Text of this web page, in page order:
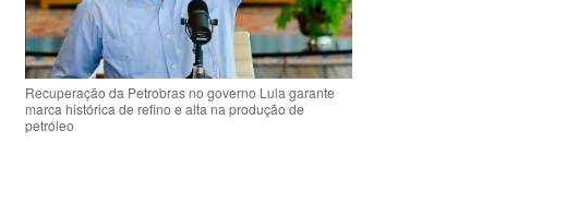
Recuperação da Petrobras no governo Lula garante
marca histórica de refino e alta na produção de
petróleo